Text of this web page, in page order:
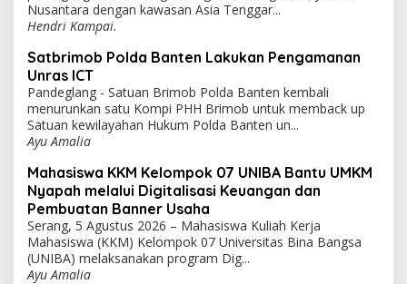
Nusantara dengan kawasan Asia Tenggar...
Hendri Kampai.
Satbrimob Polda Banten Lakukan Pengamanan
Unras ICT
Pandeglang - Satuan Brimob Polda Banten kembali
menurunkan satu Kompi PHH Brimob untuk memback up
Satuan kewilayahan Hukum Polda Banten un...
Ayu Amalia
Mahasiswa KKM Kelompok 07 UNIBA Bantu UMKM
Nyapah melalui Digitalisasi Keuangan dan
Pembuatan Banner Usaha
Serang, 5 Agustus 2026 – Mahasiswa Kuliah Kerja
Mahasiswa (KKM) Kelompok 07 Universitas Bina Bangsa
(UNIBA) melaksanakan program Dig...
Ayu Amalia